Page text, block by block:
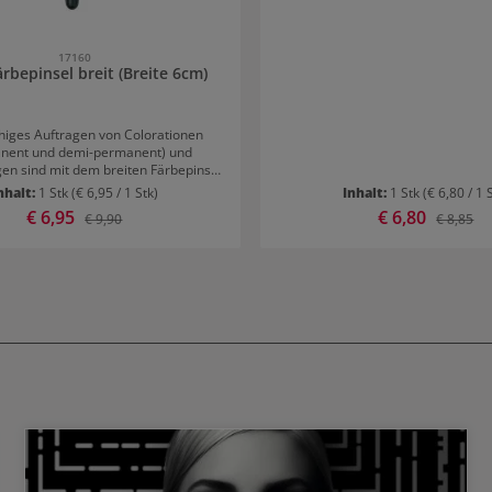
17160
breit (Breite 6cm)
Auftragen von Colorationen
und demi-permanent) und
sind mit dem breiten Färbepinsel
Kinderspiel. Der Stil fungiert dabei
zum Trennen von Passées. Der
ist ein verlässliches Utensil
1 Stk(€ 6,95 / 1 Stk)
Verkaufspreis:
€ 6,95 Regulärer Preis:
€ 9,90
Inhalt: 1 Stk(€ 6,80 / 1
Verkaufspreis:
€ 6,80 € 8,85